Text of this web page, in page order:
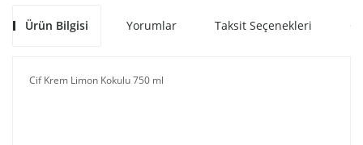
Ürün Bilgisi Yorumlar Taksit Seçenekleri
Cif Krem Limon Kokulu 750 ml